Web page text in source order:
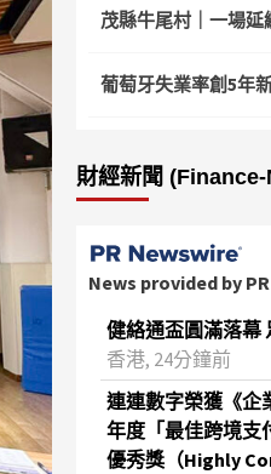
茂縣牛尾村｜一場
葡萄牙失業率創5年
財經新聞
News provided by
健絡通盃圓滿落幕
香港, 24分鐘前
連連數字榮獲《企
年度「最佳跨境支
優秀獎（Highly